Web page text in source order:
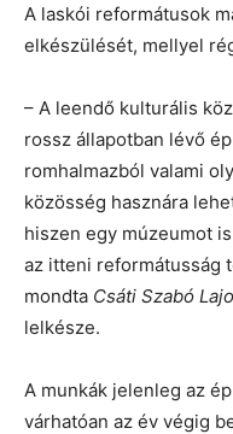
A laskói reformátusok
elkészülését, mellyel
– A leendő kulturális
rossz állapotban lévő
romhalmazból valami
közösség hasznára
hiszen egy múzeumot
az itteni reformátusság
mondta Csáti Szabó
lelkésze.
A munkák jelenleg az
várhatóan az év végig